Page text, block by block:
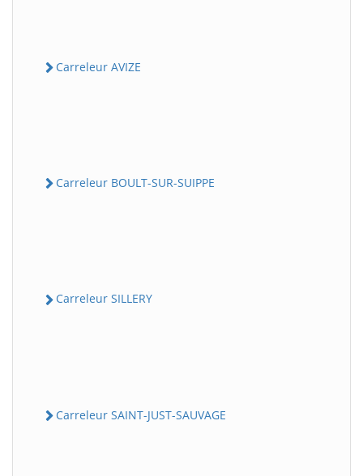
Carreleur AVIZE
Carreleur BOULT-SUR-SUIPPE
Carreleur SILLERY
Carreleur SAINT-JUST-SAUVAGE